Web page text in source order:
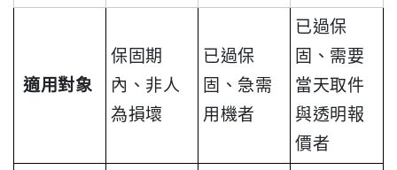
適用對象
保固期
內、非人
為損壞
已過保
固、急需
用機者
已過保
固、需要
當天取件
與透明報
價者